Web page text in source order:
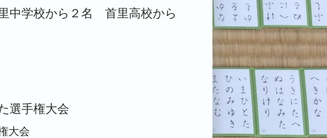
中学校から２名 首里高校から
選手権大会
大会